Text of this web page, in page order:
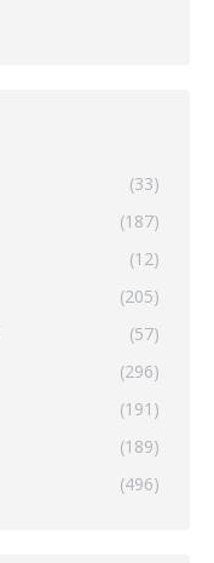
(33)
(187)
(12)
(205)
(57)
(296)
(191)
(189)
(496)